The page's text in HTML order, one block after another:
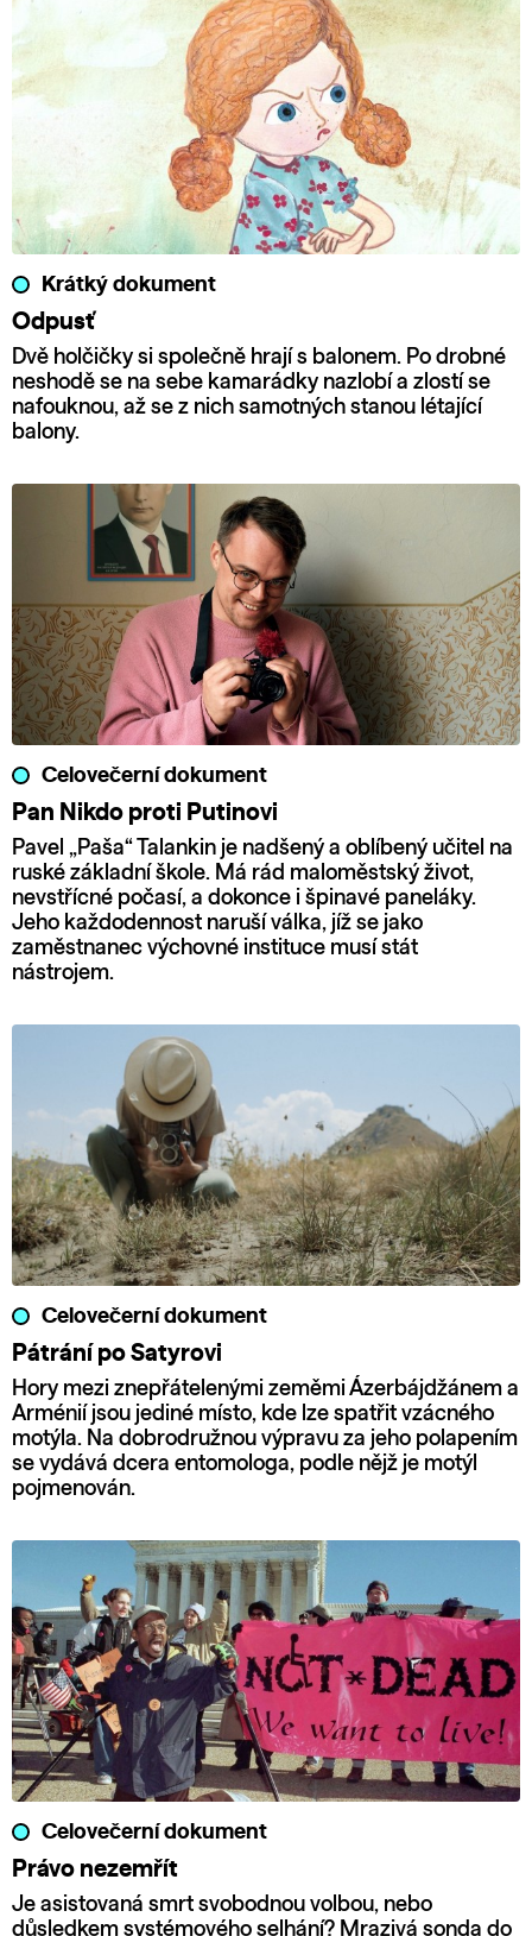
Krátký dokument
Odpusť
Dvě holčičky si společně hrají s balonem. Po drobné
neshodě se na sebe kamarádky nazlobí a zlostí se
nafouknou, až se z nich samotných stanou létající
balony.
Celovečerní dokument
Pan Nikdo proti Putinovi
Pavel „Paša“ Talankin je nadšený a oblíbený učitel na
ruské základní škole. Má rád maloměstský život,
nevstřícné počasí, a dokonce i špinavé paneláky.
Jeho každodennost naruší válka, jíž se jako
zaměstnanec výchovné instituce musí stát
nástrojem.
Celovečerní dokument
Pátrání po Satyrovi
Hory mezi znepřátelenými zeměmi Ázerbájdžánem a
Arménií jsou jediné místo, kde lze spatřit vzácného
motýla. Na dobrodružnou výpravu za jeho polapením
se vydává dcera entomologa, podle nějž je motýl
pojmenován.
Celovečerní dokument
Právo nezemřít
Je asistovaná smrt svobodnou volbou, nebo
důsledkem systémového selhání? Mrazivá sonda do